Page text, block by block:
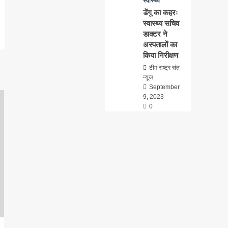
डेंगू का कहरः
स्वास्थ्य सचिव
डाक्टर ने
अस्पतालों का
किया निरीक्षण
टीम राष्ट्र संत
न्यूज
September
9, 2023
0